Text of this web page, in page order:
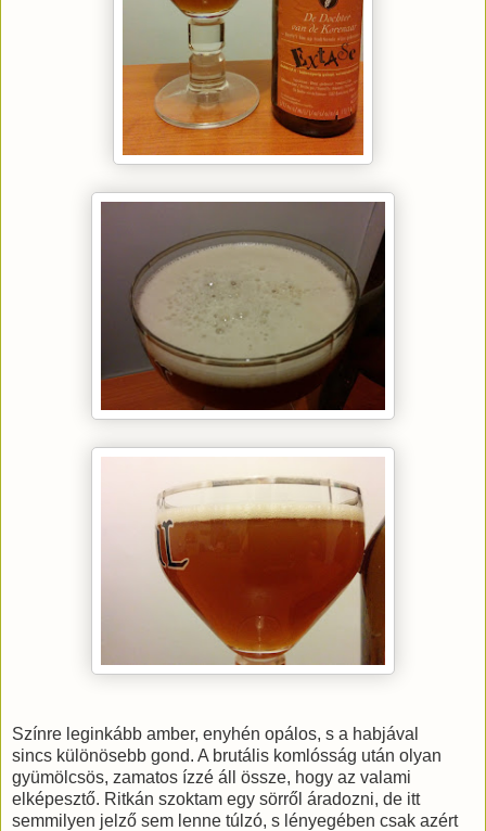
Színre leginkább amber, enyhén opálos, s a habjával
sincs különösebb gond. A brutális komlósság után olyan
gyümölcsös, zamatos ízzé áll össze, hogy az valami
elképesztő. Ritkán szoktam egy sörről áradozni, de itt
semmilyen jelző sem lenne túlzó, s lényegében csak azért